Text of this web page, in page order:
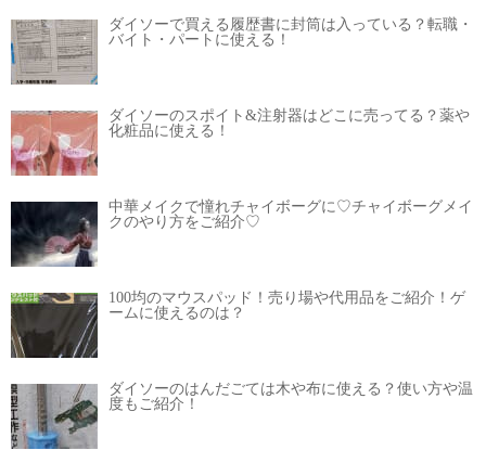
ダイソーで買える履歴書に封筒は入っている？転職・
バイト・パートに使える！
ダイソーのスポイト&注射器はどこに売ってる？薬や
化粧品に使える！
中華メイクで憧れチャイボーグに♡チャイボーグメイ
クのやり方をご紹介♡
100均のマウスパッド！売り場や代用品をご紹介！ゲ
ームに使えるのは？
ダイソーのはんだごては木や布に使える？使い方や温
度もご紹介！